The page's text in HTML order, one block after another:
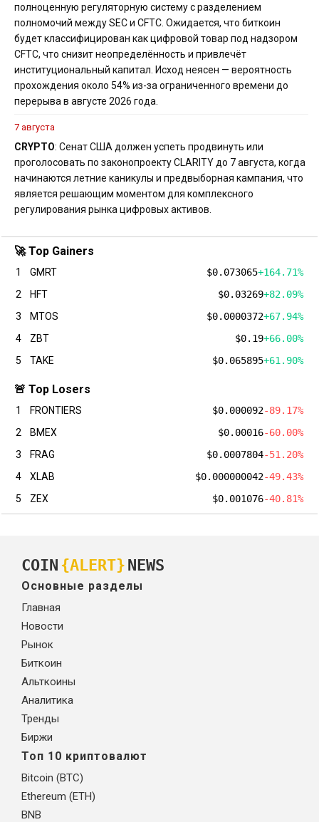
полноценную регуляторную систему с разделением
полномочий между SEC и CFTC. Ожидается, что биткоин
будет классифицирован как цифровой товар под надзором
CFTC, что снизит неопределённость и привлечёт
институциональный капитал. Исход неясен — вероятность
прохождения около 54% из-за ограниченного времени до
перерыва в августе 2026 года.
7 августа
CRYPTO: Сенат США должен успеть продвинуть или
проголосовать по законопроекту CLARITY до 7 августа, когда
начинаются летние каникулы и предвыборная кампания, что
является решающим моментом для комплексного
регулирования рынка цифровых активов.
🚀 Top Gainers
1 GMRT $0.073065+164.71%
2
HFT $0.03269+82.09%
3
MTOS $0.0000372+67.94%
4
ZBT $0.19+66.00%
5
TAKE $0.065895+61.90%
🚨 Top Losers
1 FRONTIERS $0.000092-89.17%
2
BMEX $0.00016-60.00%
3
FRAG $0.0007804-51.20%
4
XLAB $0.000000042-49.43%
5
ZEX $0.001076-40.81%
COIN {ALERT} NEWS
Основные разделы
Главная
Новости
Рынок
Биткоин
Альткоины
Аналитика
Тренды
Биржи
Топ 10 криптовалют
Bitcoin (BTC)
Ethereum (ETH)
BNB